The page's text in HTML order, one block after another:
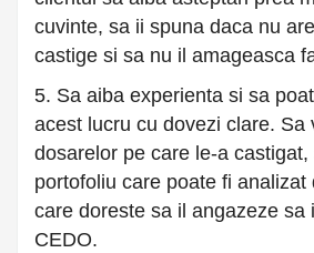
cuvinte, sa ii spuna daca nu
castige si sa nu il amageasca
5. Sa aiba experienta si sa
acest lucru cu dovezi clare. Sa
dosarelor pe care le-a
portofoliu care poate fi analizat
care doreste sa il angazeze sa
CEDO.